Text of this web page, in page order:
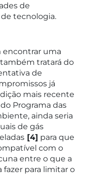
de
tecnologia.
encontrar uma
tratará do
de
já
mais recente
do Programa das
ainda seria
de gás
[4] para que
com o
entre o que a
para limitar o